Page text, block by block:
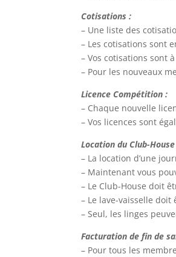
Cotisations :
– Une liste des
– Les cotisations sont
– Vos cotisations sont
– Pour les nouveaux
Licence Compétition :
– Chaque nouvelle
– Vos licences sont
Location du Club-
– La location d’une
– Maintenant vous
– Le Club-House doit
– Le lave-vaisselle
– Seul, les linges
Facturation de fin de
– Pour tous les